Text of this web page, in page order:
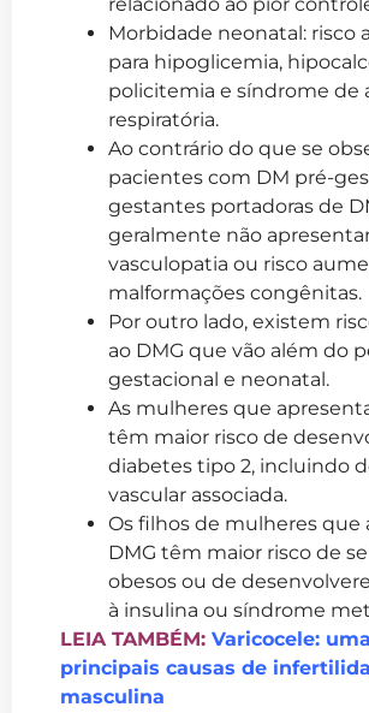
Morbidade neonatal: risco
para hipoglicemia,
policitemia e síndrome de
respiratória.
Ao contrário do que se
pacientes com DM pré-
gestantes portadoras de
geralmente não
vasculopatia ou risco
malformações congênitas.
Por outro lado, existem
ao DMG que vão além do
gestacional e neonatal.
As mulheres que
têm maior risco de
diabetes tipo 2, incluindo
vascular associada.
Os filhos de mulheres que
DMG têm maior risco de
obesos ou de
à insulina ou síndrome
LEIA TAMBÉM: Varicocele:
principais causas de
masculina